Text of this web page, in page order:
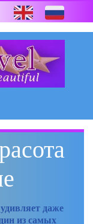
даже
из самых